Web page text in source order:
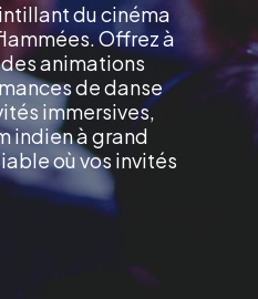
du cinéma
Offrez à
animations
de danse
immersives,
indien à grand
où vos invités